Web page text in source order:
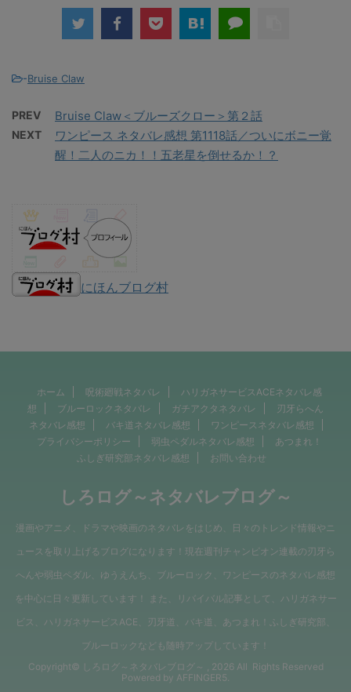
-Bruise Claw
PREV Bruise Claw＜ブルーズクロー＞第２話
NEXT
ワンピース ネタバレ感想 第1118話／ついにボニー覚
醒！二人のニカ！！五老星を倒せるか！？
にほんブログ村
ホーム 呪術廻戦ネタバレ
ハリガネサービスACEネタバレ感
想
ブルーロックネタバレ ガチアクタネタバレ
刃牙らへん
ネタバレ感想
バキ道ネタバレ感想
ワンピースネタバレ感想
プライバシーポリシー
弱虫ペダルネタバレ感想
あつまれ！
ふしぎ研究部ネタバレ感想
お問い合わせ
しろログ～ネタバレブログ～
漫画やアニメ、ドラマや映画のネタバレをはじめ、日々のトレンド情報やニ
ュースを取り上げるブログになります！現在週刊チャンピオン連載の刃牙ら
へんや弱虫ペダル、ゆうえんち、ブルーロック、ワンピースのネタバレ感想
を中心に日々更新しています！ また、リバイバル記事として、ハリガネサー
ビス、ハリガネサービスACE、刃牙道、バキ道、あつまれ！ふしぎ研究部、
ブルーロックなども随時アップしています！
Copyright© しろログ～ネタバレブログ～ , 2026 All Rights Reserved
Powered by AFFINGER5